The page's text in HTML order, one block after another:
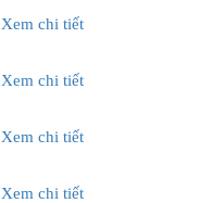
Xem chi tiết
Xem chi tiết
Xem chi tiết
Xem chi tiết